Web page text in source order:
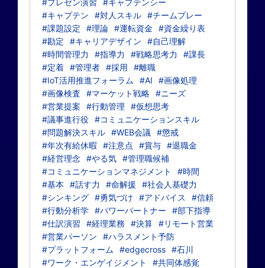
#プレゼン演習
#キャプテンシー
#キャプテン
#対人スキル #チームプレー
#課題設定
#理論 #運転資金
#資金繰り表
#勘定
#キャリアデザイン
#自己理解
#時間管理力
#指導力 #戦略思考力
#課長
#定着 #管理者 #採用
#離職
#IoT活用推進フォーラム
#AI
#画像処理
#画像検査
#マーケット戦略 #ニーズ
#営業提案
#行動管理
#仮想思考
#議事進行役 #コミュニケーションスキル
#問題解決スキル #WEB会議
#懲戒
#年次有給休暇
#注意点 #賞与 #退職金
#経営理念 #やる気 #管理職候補
#コミュニケーションマネジメント
#時間
#基本
#話す力 #命解援
#社会人基礎力
#シンキング #勇気づけ #アドバイス
#信頼
#行動分析学 #パワーパートナー
#部下指導
#仕訳演習
#経理業務 #決算 #リモート営業
#営業パーソン
#ハラスメント予防
#プラットフォーム
#edgecross #石川
#ワーク・エンゲイジメント
#共同体感覚